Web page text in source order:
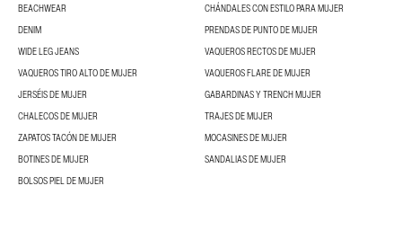
BEACHWEAR
CHÁNDALES CON ESTILO PARA MUJER
DENIM
PRENDAS DE PUNTO DE MUJER
WIDE LEG JEANS
VAQUEROS RECTOS DE MUJER
VAQUEROS TIRO ALTO DE MUJER
VAQUEROS FLARE DE MUJER
JERSÉIS DE MUJER
GABARDINAS Y TRENCH MUJER
CHALECOS DE MUJER
TRAJES DE MUJER
ZAPATOS TACÓN DE MUJER
MOCASINES DE MUJER
BOTINES DE MUJER
SANDALIAS DE MUJER
BOLSOS PIEL DE MUJER